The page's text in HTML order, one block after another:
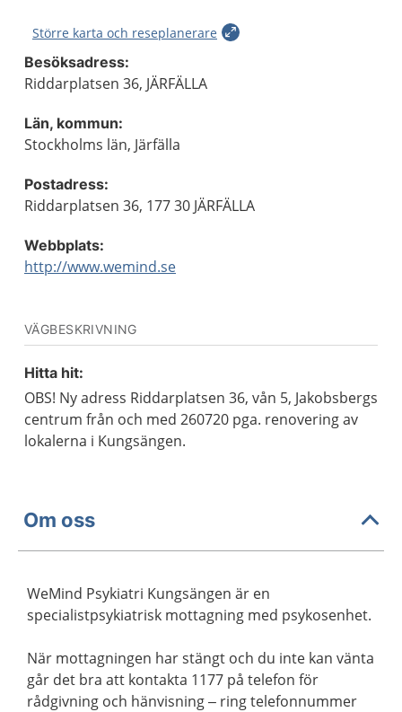
Större karta och reseplanerare
Besöksadress:
Riddarplatsen 36, JÄRFÄLLA
Län, kommun:
Stockholms län, Järfälla
Postadress:
Riddarplatsen 36, 177 30 JÄRFÄLLA
Webbplats:
http://www.wemind.se
VÄGBESKRIVNING
Hitta hit:
OBS! Ny adress Riddarplatsen 36, vån 5, Jakobsbergs
centrum från och med 260720 pga. renovering av
lokalerna i Kungsängen.
Om oss
WeMind Psykiatri Kungsängen är en
specialistpsykiatrisk mottagning med psykosenhet.
När mottagningen har stängt och du inte kan vänta
går det bra att kontakta 1177 på telefon för
rådgivning och hänvisning – ring telefonnummer